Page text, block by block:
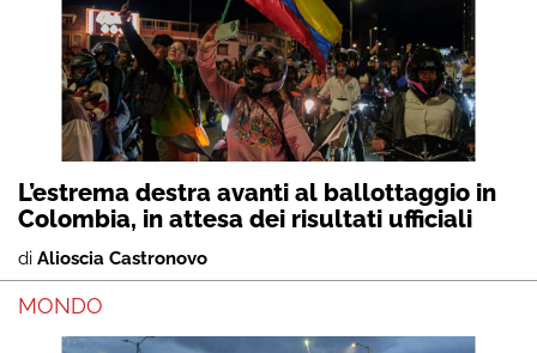
L’estrema destra avanti al ballottaggio in
Colombia, in attesa dei risultati ufficiali
di Alioscia Castronovo
MONDO